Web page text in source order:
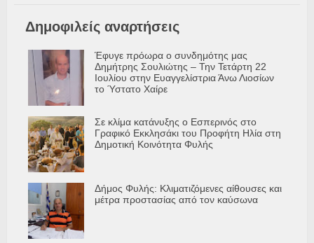
Δημοφιλείς αναρτήσεις
Έφυγε πρόωρα ο συνδημότης μας
Δημήτρης Σουλιώτης – Την Τετάρτη 22
Ιουλίου στην Ευαγγελίστρια Άνω Λιοσίων
το Ύστατο Χαίρε
Σε κλίμα κατάνυξης ο Εσπερινός στο
Γραφικό Εκκλησάκι του Προφήτη Ηλία στη
Δημοτική Κοινότητα Φυλής
Δήμος Φυλής: Κλιματιζόμενες αίθουσες και
μέτρα προστασίας από τον καύσωνα